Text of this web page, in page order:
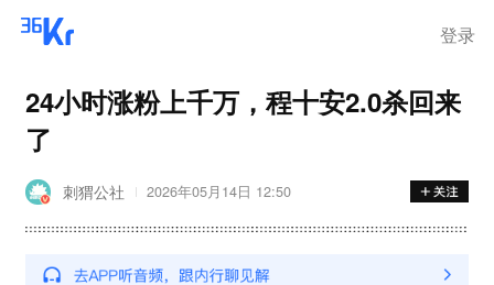
登录
24小时涨粉上千万，程十安2.0杀回来
了
刺猬公社 2026年05月14日 12:50